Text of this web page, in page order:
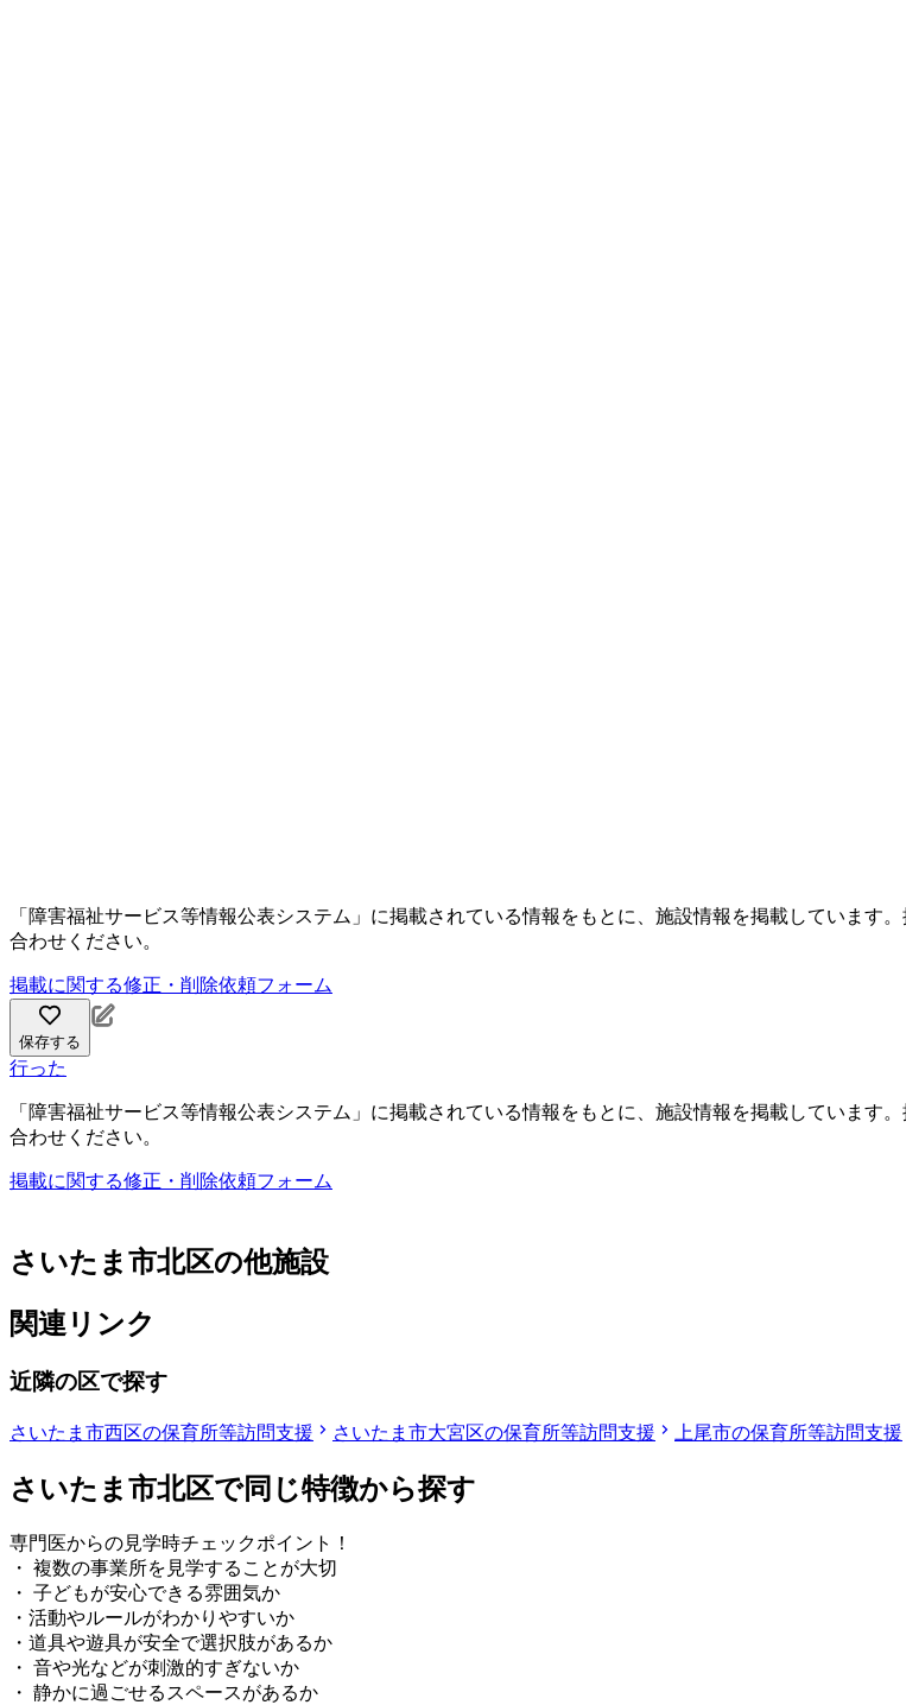
「障害福祉サービス等情報公表システム」に掲載されている情報をもとに、施設情報を掲載していま
合わせください。
掲載に関する修正・削除依頼フォーム
保存する
行った
「障害福祉サービス等情報公表システム」に掲載されている情報をもとに、施設情報を掲載していま
合わせください。
掲載に関する修正・削除依頼フォーム
さいたま市北区の他施設
関連リンク
近隣の区で探す
さいたま市西区の保育所等訪問支援 さいたま市大宮区の保育所等訪問支援 上尾市の保育所等訪問支援
さいたま市北区で同じ特徴から探す
専門医からの見学時チェックポイント！
・ 複数の事業所を見学することが大切
・ 子どもが安心できる雰囲気か
・活動やルールがわかりやすいか
・道具や遊具が安全で選択肢があるか
・ 音や光などが刺激的すぎないか
・ 静かに過ごせるスペースがあるか